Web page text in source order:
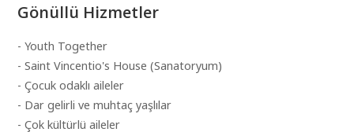
Gönüllü Hizmetler
- Youth Together
- Saint Vincentio's House (Sanatoryum)
- Çocuk odaklı aileler
- Dar gelirli ve muhtaç yaşlılar
- Çok kültürlü aileler